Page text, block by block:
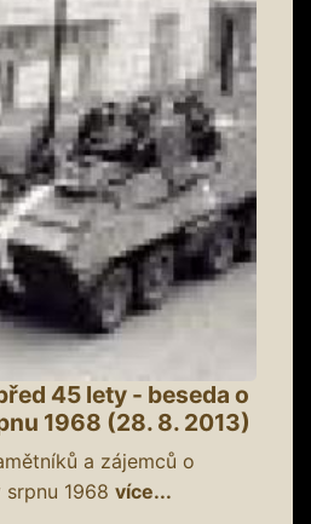
45 lety - beseda o
1968 (28. 8. 2013)
a zájemců o
1968 více...